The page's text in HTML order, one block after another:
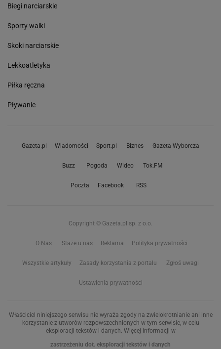
Biegi narciarskie
Sporty walki
Skoki narciarskie
Lekkoatletyka
Piłka ręczna
Pływanie
Gazeta.pl Wiadomości Sport.pl Biznes Gazeta Wyborcza
Buzz Pogoda Wideo Tok.FM
Poczta Facebook RSS
Copyright © Gazeta.pl sp. z o.o.
O Nas Staże u nas Reklama Polityka prywatności
Wszystkie artykuły Zasady korzystania z portalu Zgłoś uwagi
Ustawienia prywatności
Właściciel niniejszego serwisu nie wyraża zgody na zwielokrotnianie ani inne
korzystanie z utworów rozpowszechnionych w tym serwisie, w celu
eksploracji tekstów i danych. Więcej informacji w
zastrzeżeniu dot. eksploracji tekstów i danych